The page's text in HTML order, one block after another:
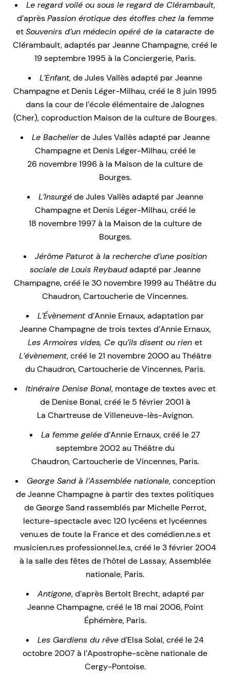
Le regard voilé ou sous le regard de Clérambault,
d’aprèsPassion érotique des étoffes chez la femme
etSouvenirs d’un médecin opéré de la cataracte de
Clérambault, adaptés par Jeanne Champagne, créé le
19 septembre 1995 à la Conciergerie, Paris.
L’Enfant, de Jules Vallès adapté par Jeanne
Champagne et Denis Léger-Milhau, créé le 8 juin 1995
dans la cour de l’école élémentaire de Jalognes
(Cher), coproduction Maison de la culture de Bourges.
Le Bachelierde Jules Vallès adapté par Jeanne
Champagne et Denis Léger-Milhau, créé le
26 novembre 1996 à la Maison de la culture de
Bourges.
L’Insurgéde Jules Vallès adapté par Jeanne
Champagne et Denis Léger-Milhau, créé le
18 novembre 1997 à la Maison de la culture de
Bourges.
Jérôme Paturot à la recherche d’une position
sociale de Louis Reybaudadapté par Jeanne
Champagne, créé le 30 novembre 1999 au Théâtre du
Chaudron, Cartoucherie de Vincennes.
L’Évènement d’Annie Ernaux, adaptation par
Jeanne Champagne de trois textes d’Annie Ernaux,
Les Armoires vides, Ce qu’ils disent ou rien et
L’évènement, créé le 21 novembre 2000 au Théâtre
du Chaudron, Cartoucherie de Vincennes, Paris.
Itinéraire Denise Bonal, montage de textes avec et
de Denise Bonal, créé le 5 février 2001 à
La Chartreuse de Villeneuve-lès-Avignon.
La femme geléed’Annie Ernaux, créé le 27
septembre 2002 au Théâtre du
Chaudron, Cartoucherie de Vincennes, Paris.
George Sand à l’Assemblée nationale, conception
de Jeanne Champagne à partir des textes politiques
de George Sand rassemblés par Michelle Perrot,
lecture-spectacle avec 120 lycéens et lycéennes
venu.es de toute la France et des comédien.ne.s et
musicien.n.es professionnel.le.s, créé le 3 février 2004
à la salle des fêtes de l’hôtel de Lassay, Assemblée
nationale, Paris.
Antigone, d’après Bertolt Brecht, adapté par
Jeanne Champagne, créé le 18 mai 2006, Point
Éphémère, Paris.
Les Gardiens du rêved’Elsa Solal, créé le 24
octobre 2007 à l’Apostrophe-scène nationale de
Cergy-Pontoise.